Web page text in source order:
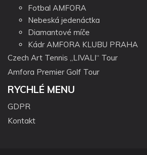
Fotbal AMFORA
Nebeská jedenáctka
Diamantové míče
Kádr AMFORA KLUBU PRAHA
Czech Art Tennis „LIVALI“ Tour
Amfora Premier Golf Tour
RYCHLÉ MENU
GDPR
Kontakt